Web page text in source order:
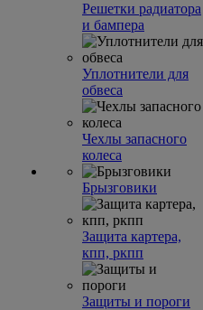
Решетки радиатора
и бампера
Уплотнители для
обвеса
Чехлы запасного
колеса
Брызговики
Защита картера,
кпп, ркпп
Защиты и пороги